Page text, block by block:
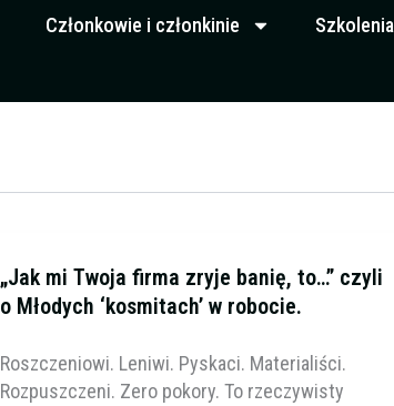
Członkowie i członkinie Szkolenia
„Jak mi Twoja firma zryje banię, to…” czyli
o Młodych ‘kosmitach’ w robocie.
Roszczeniowi. Leniwi. Pyskaci. Materialiści.
Rozpuszczeni. Zero pokory. To rzeczywisty